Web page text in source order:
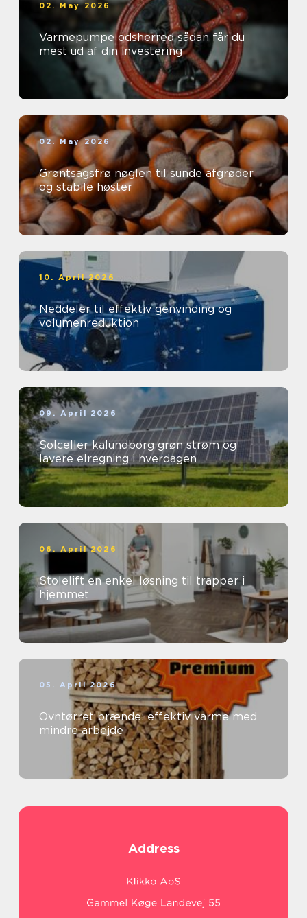
02. May 2026
Varmepumpe odsherred sådan får du
mest ud af din investering
02. May 2026
Grøntsagsfrø nøglen til sunde afgrøder
og stabile høster
10. April 2026
Neddeler til effektiv genvinding og
volumenreduktion
09. April 2026
Solceller kalundborg grøn strøm og
lavere elregning i hverdagen
06. April 2026
Stolelift en enkel løsning til trapper i
hjemmet
05. April 2026
Ovntørret brænde: effektiv varme med
mindre arbejde
Address